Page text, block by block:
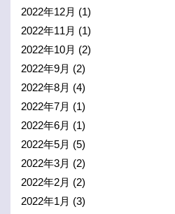
2022年12月 (1)
2022年11月 (1)
2022年10月 (2)
2022年9月 (2)
2022年8月 (4)
2022年7月 (1)
2022年6月 (1)
2022年5月 (5)
2022年3月 (2)
2022年2月 (2)
2022年1月 (3)